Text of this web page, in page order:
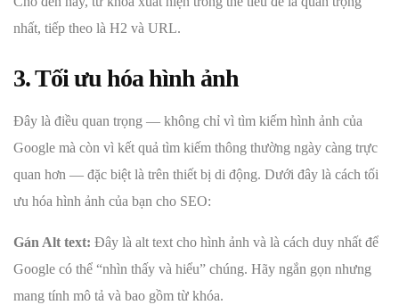
nhất, tiếp theo là H2 và URL.
3. Tối ưu hóa hình ảnh
Đây là điều quan trọng — không chỉ vì tìm kiếm hình ảnh của
Google mà còn vì kết quả tìm kiếm thông thường ngày càng trực
quan hơn — đặc biệt là trên thiết bị di động. Dưới đây là cách tối
ưu hóa hình ảnh của bạn cho SEO:
Gán Alt text: Đây là alt text cho hình ảnh và là cách duy nhất để
Google có thể “nhìn thấy và hiểu” chúng. Hãy ngắn gọn nhưng
mang tính mô tả và bao gồm từ khóa.